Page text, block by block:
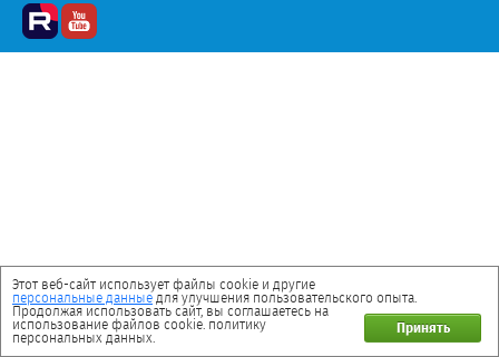
Этот веб-сайт использует файлы cookie и другие
персональные данные для улучшения пользовательского опыта.
Принять
Продолжая использовать сайт, вы соглашаетесь на
использование файлов cookie. политику
персональных данных.